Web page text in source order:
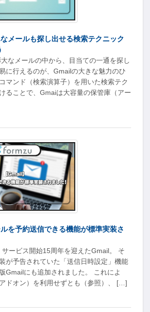
なメールも探し出せる検索テクニック
なメールの中から、目当ての一通を探し
に行えるのが、Gmailの大きな魅力のひ
マンド（検索演算子）を用いた検索テク
ることで、Gmaiは大容量の保管庫（アー
ルを予約送信できる機能が標準実装さ
ービス開始15周年を迎えたGmail。 そ
が予告されていた「送信日時設定」機能
Gmailにも追加されました。 これによ
ドオン）を利用せずとも（参照）、 […]